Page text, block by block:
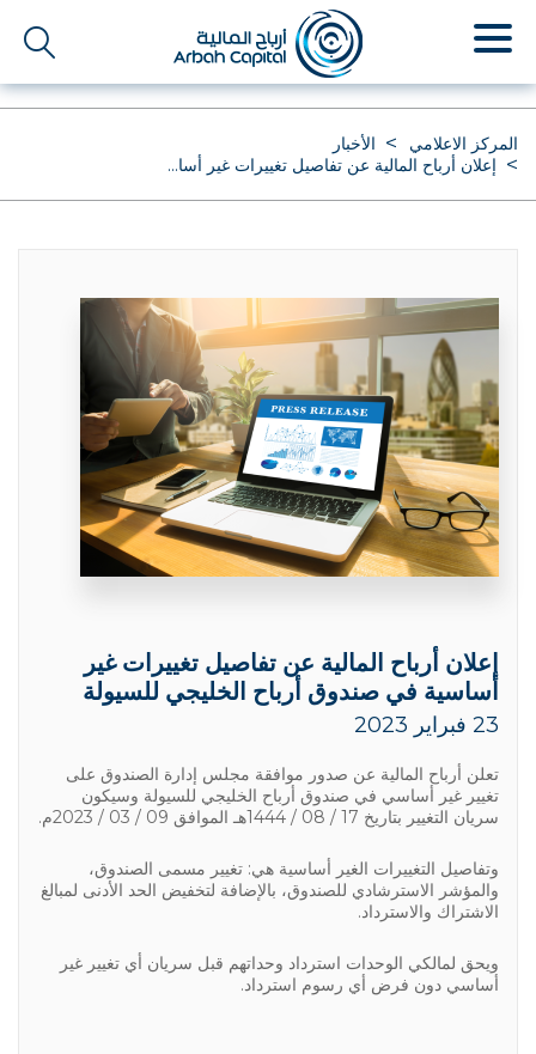
إلى
المحتوى
الرئيسي
المركز الاعلامي
الأخبار
إعلان أرباح المالية عن تفاصيل تغييرات غير أسا...
إعلان أرباح المالية عن تفاصيل تغييرات غير
أساسية في صندوق أرباح الخليجي للسيولة
23 فبراير 2023
تعلن أرباح المالية عن صدور موافقة مجلس إدارة الصندوق على
تغيير غير أساسي في صندوق أرباح الخليجي للسيولة وسيكون
سريان التغيير بتاريخ 17 / 08 / 1444هـ الموافق 09 / 03 / 2023م.
وتفاصيل التغييرات الغير أساسية هي: تغيير مسمى الصندوق،
والمؤشر الاسترشادي للصندوق، بالإضافة لتخفيض الحد الأدنى لمبالغ
الاشتراك والاسترداد.
ويحق لمالكي الوحدات استرداد وحداتهم قبل سريان أي تغيير غير
أساسي دون فرض أي رسوم استرداد.